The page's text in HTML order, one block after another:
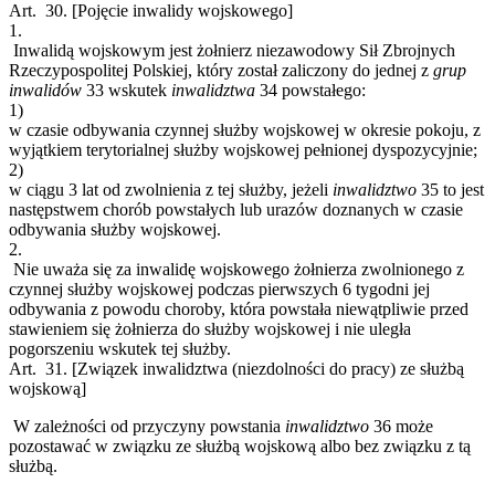
Art. 30. [Pojęcie inwalidy wojskowego]
1.
Inwalidą wojskowym jest żołnierz niezawodowy Sił Zbrojnych
Rzeczypospolitej Polskiej, który został zaliczony do jednej z grup
inwalidów 33 wskutek inwalidztwa 34 powstałego:
1)
w czasie odbywania czynnej służby wojskowej w okresie pokoju, z
wyjątkiem terytorialnej służby wojskowej pełnionej dyspozycyjnie;
2)
w ciągu 3 lat od zwolnienia z tej służby, jeżeli inwalidztwo 35 to jest
następstwem chorób powstałych lub urazów doznanych w czasie
odbywania służby wojskowej.
2.
Nie uważa się za inwalidę wojskowego żołnierza zwolnionego z
czynnej służby wojskowej podczas pierwszych 6 tygodni jej
odbywania z powodu choroby, która powstała niewątpliwie przed
stawieniem się żołnierza do służby wojskowej i nie uległa
pogorszeniu wskutek tej służby.
Art. 31. [Związek inwalidztwa (niezdolności do pracy) ze służbą
wojskową]
W zależności od przyczyny powstania inwalidztwo 36 może
pozostawać w związku ze służbą wojskową albo bez związku z tą
służbą.